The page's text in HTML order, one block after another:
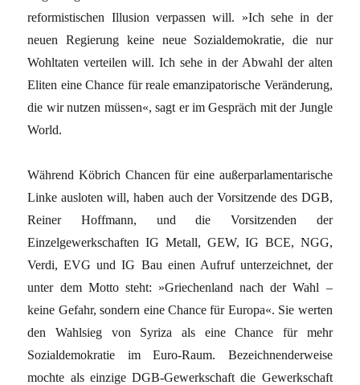
reformistischen Illusion verpassen will. »Ich sehe in der
neuen Regierung keine neue Sozial­demokratie, die nur
Wohltaten verteilen will. Ich sehe in der Abwahl der alten
Eliten eine Chance für reale emanzipatorische Veränderung,
die wir nutzen müssen«, sagt er im Gespräch mit der Jungle
World.
Während Köbrich Chancen für eine außerparlamentarische
Linke ausloten will, haben auch der Vorsitzende des DGB,
Reiner Hoffmann, und die Vorsitzenden der
Einzelgewerkschaften IG Metall, GEW, IG BCE, NGG,
Verdi, EVG und IG Bau einen Aufruf unterzeichnet, der
unter dem Motto steht: »Griechenland nach der Wahl –
keine Gefahr, sondern eine Chance für Europa«. Sie werten
den Wahlsieg von Syriza als eine Chance für mehr
Sozialdemokratie im Euro-Raum. Bezeichnenderweise
mochte als einzige DGB-Gewerkschaft die Gewerkschaft